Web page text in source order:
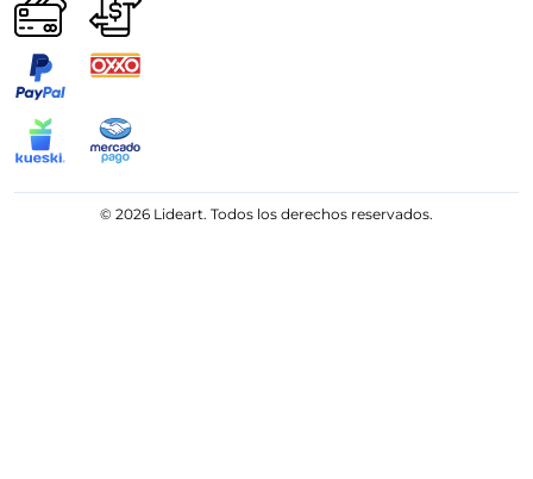
© 2026 Lideart. Todos los derechos reservados.